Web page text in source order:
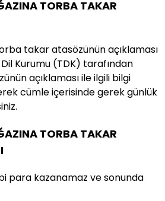
TORBA TAKAR
takar atasözünün açıklaması
Kurumu (TDK) tarafından
açıklaması ile ilgili bilgi
cümle içerisinde gerek günlük
TORBA TAKAR
para kazanamaz ve sonunda